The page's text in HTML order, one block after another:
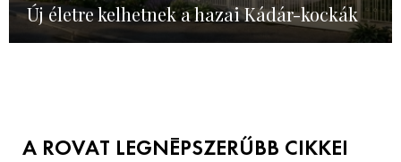
Új életre kelhetnek a hazai Kádár-kockák
A ROVAT LEGNÉPSZERŰBB CIKKEI